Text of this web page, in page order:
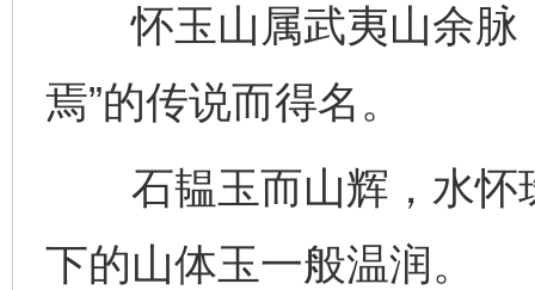
怀玉山属武夷山余脉
焉”的传说而得名。
石韫玉而山辉，水怀
下的山体玉一般温润。